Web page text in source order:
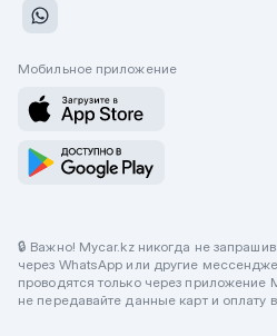
Мобильное приложение
🔒 Важно! Mycar.kz никогда не
через WhatsApp или другие
проводятся только через приложение
не передавайте данные карт и оплату